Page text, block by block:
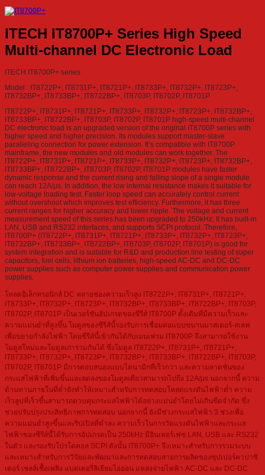
ITECH IT8700P+ Series High Speed
Multi-channel DC Electronic Load
ITECH IT8700P+ series
Model : IT8722P+, IT8731P+, IT8721P+, IT8733P+, IT8732P+, IT8723P+,
IT8732BP+, IT8733BP+, IT8722BP+, IT8703P, IT8702P, IT8701P
IT8722P+, IT8731P+, IT8721P+, IT8733P+, IT8732P+, IT8723P+, IT8732BP+,
IT8733BP+, IT8722BP+, IT8703P, IT8702P, IT8701P high-speed multi-channel
DC electronic load is an upgraded version of the original IT8700P series with
higher speed and higher precision. Its modules support master-slave
paralleling connection for power extension. It’s compatible with IT8700P
mainframe, the new modules and old modules can work together. The
IT8722P+, IT8731P+, IT8721P+, IT8733P+, IT8732P+, IT8723P+, IT8732BP+,
IT8733BP+, IT8722BP+, IT8703P, IT8702P, IT8701P modules have faster
dynamic response and the current rising and falling slope of a single module
can reach 12A/μs. In addition, the low internal resistance makes it suitable for
low-voltage loading test. Faster loop speed can accurately control current
without overshoot which improves test efficiency. Furthermore, it has three
current ranges for higher accuracy and lower ripple. The voltage and current
measurement speed of this series has been upgraded to 250kHz. It has built-in
LAN, USB and RS232 interfaces, and supports SCPI protocol. Therefore,
IT8700P+ (IT8722P+, IT8731P+, IT8721P+, IT8733P+, IT8732P+, IT8723P+,
IT8732BP+, IT8733BP+, IT8722BP+, IT8703P, IT8702P, IT8701P) is good for
system integration and is suitable for R&D and production line testing of super
capacitors, fuel cells, lithium ion batteries, high-speed AC-DC and DC-DC
power supplies such as computer power supplies and communication power
supplies.
โหลดอิเล็กทรอนิกส์ DC หลายช่องความเร็วสูง IT8722P+, IT8731P+, IT8721P+,
IT8733P+, IT8732P+, IT8723P+, IT8732BP+, IT8733BP+, IT8722BP+, IT8703P,
IT8702P, IT8701P เป็นเวอร์ชันอัปเกรดของซีรีส์ IT8700P ดั้งเดิมที่มีความเร็วและ
ความแม่นยำที่สูงขึ้น โมดูลของซีรีส์นี้รองรับการเชื่อมต่อแบบขนานมาสเตอร์-สเลฟ
เพื่อขยายกำลังไฟฟ้า โดยซีรีส์นี้เข้ากันได้กับเมนเฟรม IT8700P จึงสามารถใช้งาน
โมดูลใหม่และโมดูลเก่าร่วมกันได้ ซึ่งโมดูล IT8722P+, IT8731P+, IT8721P+,
IT8733P+, IT8732P+, IT8723P+, IT8732BP+, IT8733BP+, IT8722BP+, IT8703P,
IT8702P, IT8701P มีการตอบสนองแบบไดนามิกที่เร็วกว่า และความลาดชันของ
กระแสไฟฟ้าที่เพิ่มขึ้นและลดลงของโมดูลเดียวสามารถไปถึง 12A/μs นอกจากนี้ ความ
ต้านทานภายในที่ต่ำยังทำให้เหมาะสำหรับการทดสอบโหลดแรงดันไฟฟ้าต่ำ ความ
เร็วลูปที่เร็วขึ้นสามารถควบคุมกระแสไฟฟ้าได้อย่างแม่นยำโดยไม่เกินขีดจำกัด ซึ่ง
ช่วยปรับปรุงประสิทธิภาพการทดสอบ นอกจากนี้ ยังมีช่วงกระแสไฟฟ้า 3 ช่วงเพื่อ
ความแม่นยำสูงขึ้นและริปเปิลที่ต่ำลง ความเร็วในการวัดแรงดันไฟฟ้าและกระแส
ไฟฟ้าของซีรีส์นี้ได้รับการอัปเกรดเป็น 250kHz มีอินเทอร์เฟซ LAN, USB และ RS232
ในตัว และรองรับโปรโตคอล SCPI ดังนั้น IT8700P+ จึงเหมาะสำหรับการรวมระบบ
และเหมาะสำหรับการวิจัยและพัฒนาและการทดสอบสายการผลิตของซุปเปอร์คาปาซิ
เตอร์ เซลล์เชื้อเพลิง แบตเตอรี่ลิเธียมไอออน แหล่งจ่ายไฟฟ้า AC-DC และ DC-DC